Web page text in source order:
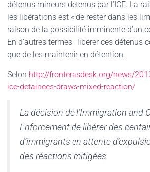
détenus mineurs détenus par l’ICE. La
les libérations est « de rester dans les
raison de la possibilité imminente d’un
En d’autres termes : libérer ces détenus
que de les maintenir en détention.
Selon http://fronterasdesk.org/news/
ice-detainees-draws-mixed-reaction/
La décision de l’Immigration and
Enforcement de libérer des
d’immigrants en attente
des réactions mitigées.